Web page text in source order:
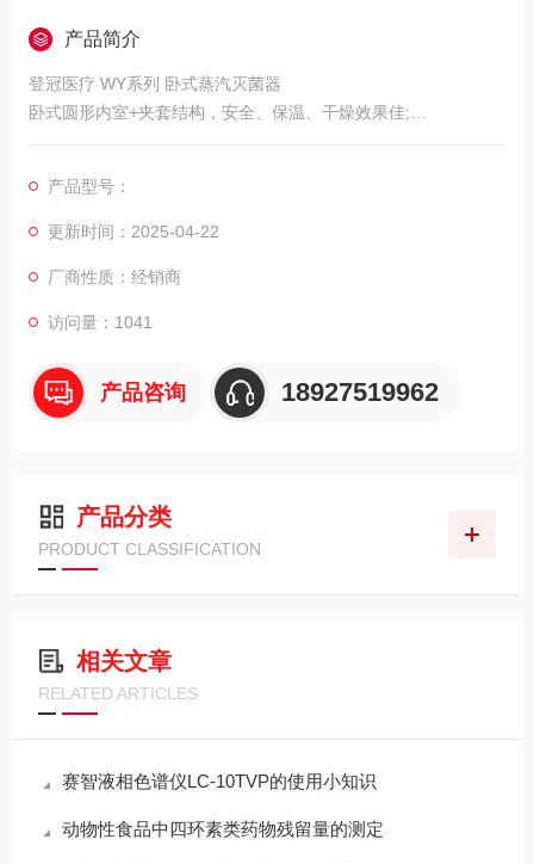
产品简介
登冠医疗 WY系列 卧式蒸汽灭菌器
卧式圆形内室+夹套结构，安全、保温、干燥效果佳;
盘式嵌齿式+电机或手动锁紧门结构，故障低，可靠;
配有标准设备验证接口;
管路系统为优化设计,SUS304管道,卡箱式快装方式;
F0值与温度时间双重保证灭菌效果，具有*的灭菌
档案记录;
产品型号：
更新时间：2025-04-22
厂商性质：经销商
访问量：1041
产品咨询 18927519962
产品分类
PRODUCT CLASSIFICATION
相关文章
RELATED ARTICLES
赛智液相色谱仪LC-10TVP的使用小知识
动物性食品中四环素类药物残留量的测定